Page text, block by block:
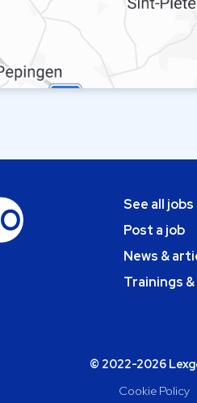
See all jobs
Post a job
News &
Trainings
© 2022-2026
Cookie Policy